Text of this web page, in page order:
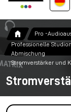
Pro -
Professionelle
Abmischung
Stromverstärker und